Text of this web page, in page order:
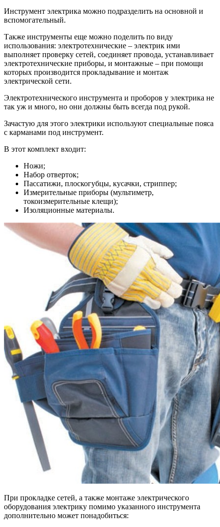
Инструмент электрика можно подразделить на основной и
вспомогательный.
Также инструменты еще можно поделить по виду
использования: электротехнические – электрик ими
выполняет проверку сетей, соединяет провода, устанавливает
электротехнические приборы, и монтажные – при помощи
которых производится прокладывание и монтаж
электрической сети.
Электротехнического инструмента и проборов у электрика не
так уж и много, но они должны быть всегда под рукой.
Зачастую для этого электрики используют специальные пояса
с карманами под инструмент.
В этот комплект входит:
Ножи;
Набор отверток;
Пассатижи, плоскогубцы, кусачки, стриппер;
Измерительные приборы (мультиметр,
токоизмерительные клещи);
Изоляционные материалы.
При прокладке сетей, а также монтаже электрического
оборудования электрику помимо указанного инструмента
дополнительно может понадобиться: